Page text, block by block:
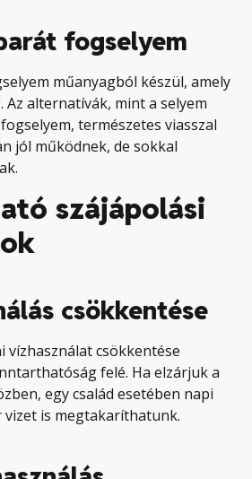
fogselyem
műanyagból készül, amely
Az alternatívák, mint a selyem
természetes viasszal
jól működnek, de sokkal
szájápolási
csökkentése
vízhasználat csökkentése
felé. Ha elzárjuk a
egy család esetében napi
is megtakaríthatunk.